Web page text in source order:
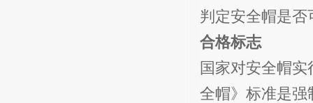
判定安全帽是
合格标志
国家对安全帽
全帽》标准是强